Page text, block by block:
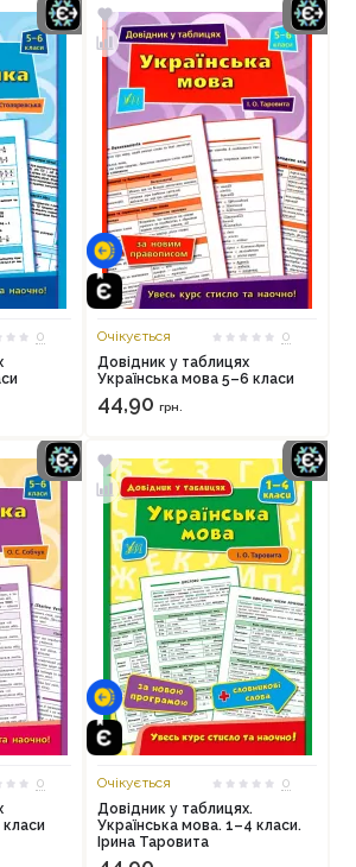
0
Очікується
0
Довідник у таблицях
Українська мова 5–6 класи
44,90 грн.
0
Очікується
0
Довідник у таблицях.
Українська мова. 1–4 класи.
Ірина Таровита
покупки
замовлення